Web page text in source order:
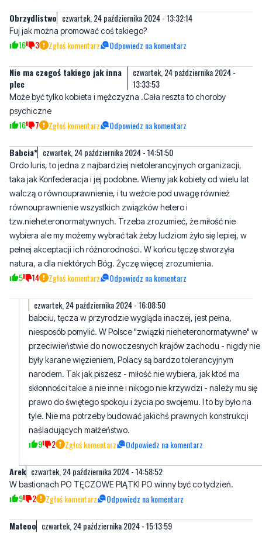
Nie ma czegoś takiego jak inna
plec
czwartek, 24 października 2024 -
13:33:53
psychiczne
16 Odpowiedz na komentarz
Babcia* czwartek, 24 października 2024 - 14:51:50
Ordo Iuris, to jedna z najbardziej nietolerancyjnych organizacji,
walczą o równouprawnienie, i tu weźcie pod uwagę również
równouprawnienie wszystkich związków hetero i
tzw.nieheteronormatywnych. Trzeba zrozumieć, że miłość nie
wybiera ale my możemy wybrać tak żeby ludziom żyło się lepiej, w
pełnej akceptacji ich różnorodności. W końcu tęczę stworzyła
natura, a dla niektórych Bóg. Życzę więcej zrozumienia.
5 14 Zgłoś komentarz Odpowiedz na komentarz
czwartek, 24 października 2024 - 16:08:50
babciu, tęcza w przyrodzie wygląda inaczej, jest pełna,
przeciwieństwie do nowoczesnych krajów zachodu - nigdy nie
były karane więzieniem, Polacy są bardzo tolerancyjnym
narodem. Tak jak piszesz - miłość nie wybiera, jak ktoś ma
skłonności takie a nie inne i nikogo nie krzywdzi - należy mu się
prawo do świętego spokoju i życia po swojemu. I to by było na
tyle. Nie ma potrzeby budować jakichś prawnych konstrukcji
naśladujących małżeństwo.
9 2 Zgłoś komentarz Odpowiedz na komentarz
czwartek, 24 października 2024 - 14:58:52
W bastionach PO TĘCZOWE PIĄTKI PO winny być co tydzień.
Mateoo czwartek, 24 października 2024 - 15:13:59
Jedno co jest budujące to że większość nadal jest przeciw
siłę wbija się w nas stereotyp braku tolerancji itd itp, ale co tu